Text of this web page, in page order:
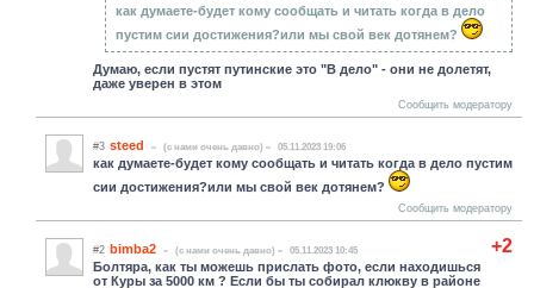
как думаете-будет кому сообщать и читать когда в дело
пустим сии достижения?или мы свой век дотянем?
Думаю, если пустят путинские это "В дело" - они не долетят,
даже уверен в этом
Сообщить модератору
#3 steed (c нами очень давно) 05.11.2023 19:06
как думаете-будет кому сообщать и читать когда в дело пустим
сии достижения?или мы свой век дотянем?
Сообщить модератору
+2
#2 bimba2 (c нами очень давно) 05.11.2023 10:45
Болтяра, как ты можешь прислать фото, если находишься
от Куры за 5000 км ? Если бы ты собирал клюкву в районе